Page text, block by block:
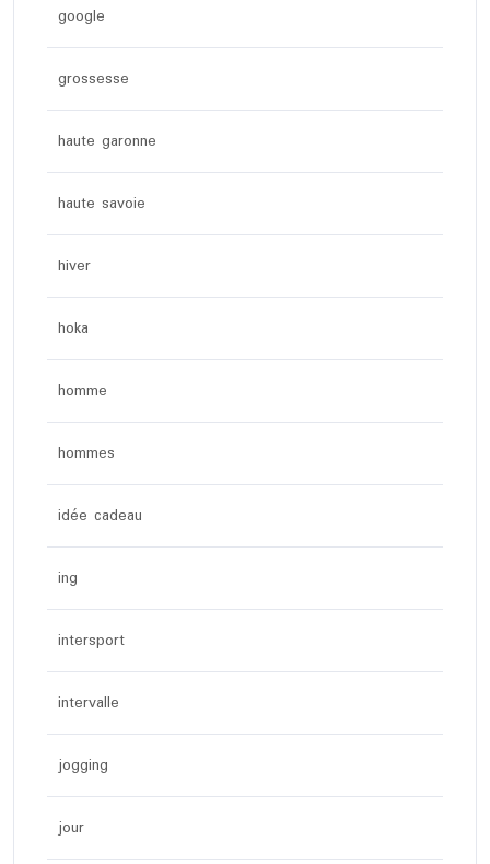
google
grossesse
haute garonne
haute savoie
hiver
hoka
homme
hommes
idée cadeau
ing
intersport
intervalle
jogging
jour